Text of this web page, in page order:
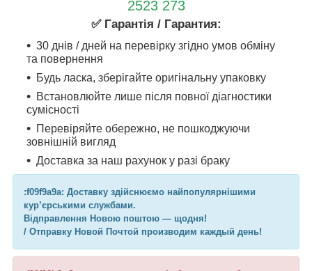
2523 273
✅ Гарантія / Гарантия:
30 днів / дней на перевірку згідно умов обміну
та повернення
Будь ласка, зберігайте оригінальну упаковку
Встановлюйте лише після повної діагностики
сумісності
Перевіряйте обережно, не пошкоджуючи
зовнішній вигляд
Доставка за наш рахунок у разі браку
:f09f9a9a: Доставку здійснюємо найпопулярнішими
кур’єрськими службами.
Відправлення Новою поштою — щодня!
/ Отправку Новой Почтой производим каждый день!